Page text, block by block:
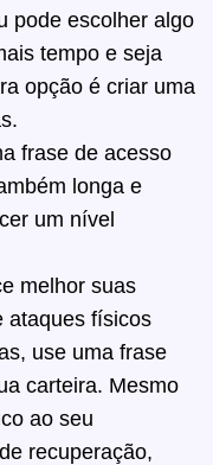
pode escolher algo
tempo e seja
opção é criar uma
frase de acesso
longa e
um nível
melhor suas
ataques físicos
use uma frase
carteira. Mesmo
ao seu
recuperação,